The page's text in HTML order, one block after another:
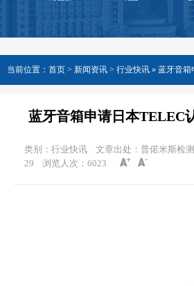
当前位置： 首页 > 新闻资讯 > 行业快讯 » 蓝牙音箱
蓝牙音箱申请日本TELEC
类别：行业快讯 文章出处：普偌米斯检测
29
浏览人次： 6023